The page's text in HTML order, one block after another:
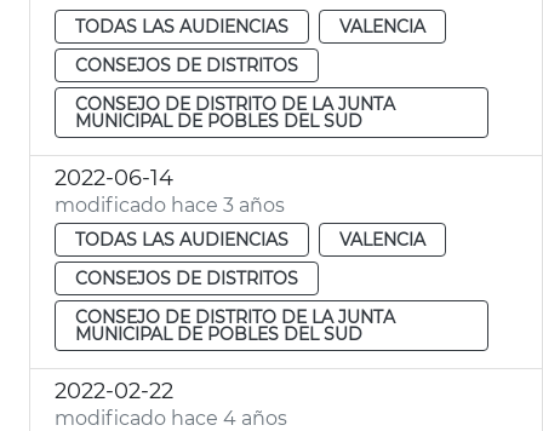
TODAS LAS AUDIENCIAS
VALENCIA
CONSEJOS DE DISTRITOS
CONSEJO DE DISTRITO DE LA JUNTA
MUNICIPAL DE POBLES DEL SUD
2022-06-14
modificado hace 3 años
TODAS LAS AUDIENCIAS
VALENCIA
CONSEJOS DE DISTRITOS
CONSEJO DE DISTRITO DE LA JUNTA
MUNICIPAL DE POBLES DEL SUD
2022-02-22
modificado hace 4 años